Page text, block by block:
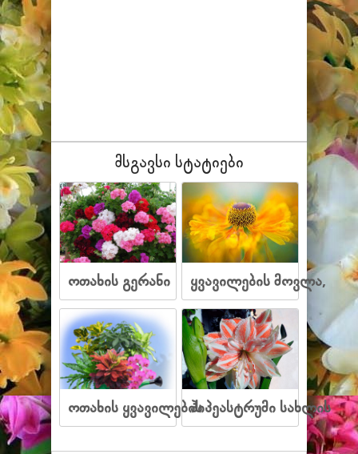
მსგავსი სტატიები
ოთახის გერანი ყვავილების მოვლა,
ოთახის ყვავილებისჰიპეასტრუმი სახლის